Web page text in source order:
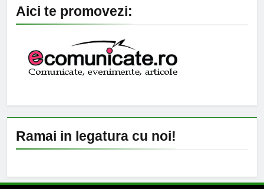
Aici te promovezi:
Ramai in legatura cu noi!